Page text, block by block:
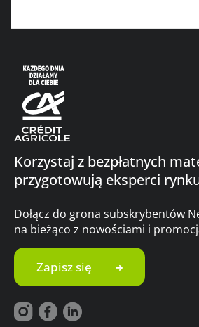
Korzystaj z bezpłatnych
przygotowują eksperci
Dołącz do grona subskrybentów
na bieżąco z nowościami i
Zapisz się